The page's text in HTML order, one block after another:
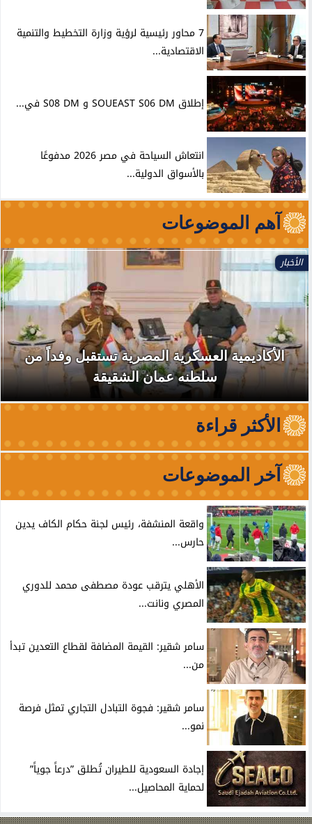
7 محاور رئيسية لرؤية وزارة التخطيط والتنمية
الاقتصادية...
إطلاق SOUEAST S06 DM و S08 DM في...
انتعاش السياحة في مصر 2026 مدفوعًا
بالأسواق الدولية...
آهم الموضوعات
حوادث
ضربة موجعة لتجار المزاج.. ضبط تشكيل عصابي
وبحوزته مواد مخدرة بقيمة 150...
الأكثر قراءة
آخر الموضوعات
واقعة المنشفة، رئيس لجنة حكام الكاف يدين
حارس...
الأهلي يترقب عودة مصطفى محمد للدوري
المصري ونانت...
سامر شقير: القيمة المضافة لقطاع التعدين تبدأ
من...
سامر شقير: فجوة التبادل التجاري تمثل فرصة
نمو...
إجادة السعودية للطيران تُطلق ”درعاً جوياً”
لحماية المحاصيل...